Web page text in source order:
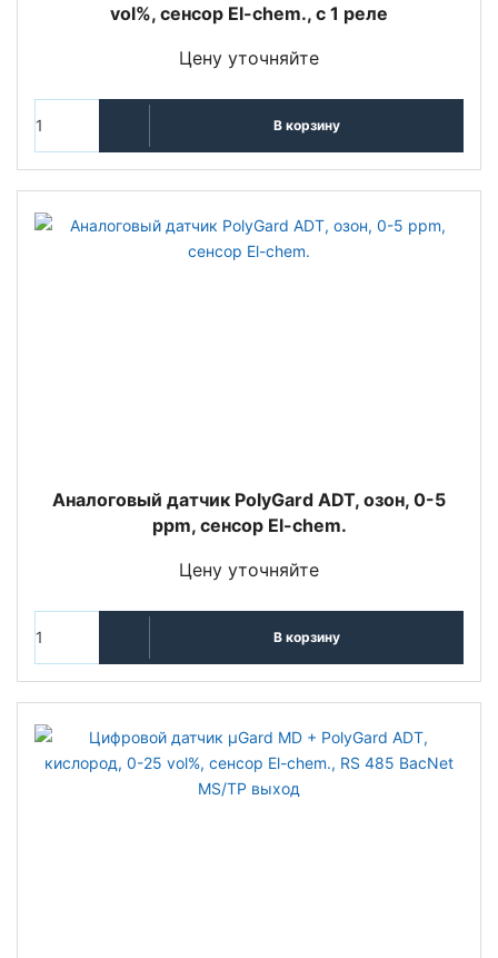
vol%, сенсор El-chem., с 1 реле
Цену уточняйте
В корзину
Аналоговый датчик PolyGard ADT, озон, 0-5
ppm, сенсор El-chem.
Цену уточняйте
В корзину